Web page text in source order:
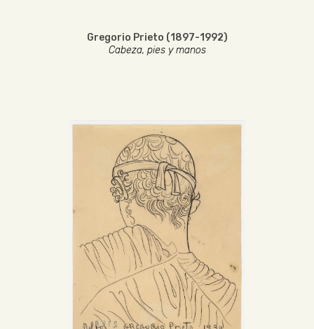
Gregorio Prieto (1897-1992)
Cabeza, pies y manos